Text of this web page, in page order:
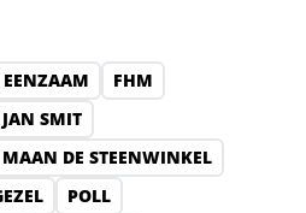
EENZAAM
FHM
JAN SMIT
MAAN DE STEENWINKEL
POLL